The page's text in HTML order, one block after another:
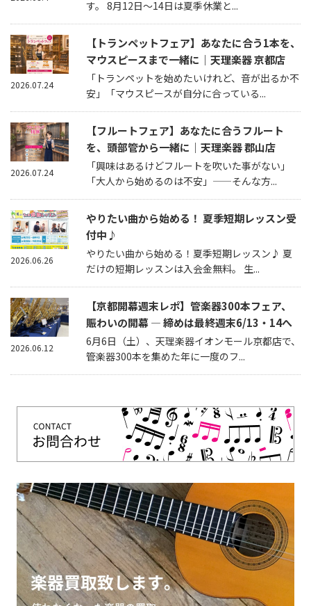
す。 8月12日～14日は夏季休業と...
【トランペットフェア】あなたに合う1本を、
マウスピースまで一緒に｜天理楽器 京都店
「トランペットを始めたいけれど、音が出るか不
安」「マウスピースが自分に合っている...
2026.07.24
【フルートフェア】あなたに合うフルート
を、頭部管から一緒に｜天理楽器 郡山店
「興味はあるけどフルートを吹いた事がない」
「大人から始めるのは不安」——そんな方...
2026.07.24
やりたい曲から始める！ 夏季短期レッスン受
付中♪
やりたい曲から始める！夏季短期レッスン♪ 夏
だけの短期レッスンは入会金無料。 生...
2026.06.26
【京都開幕週末レポ】管楽器300本フェア、
賑わいの開幕 — 締めは最終週末6/13・14へ
6月6日（土）、天理楽器イオンモール京都店で、
管楽器300本を集めた年に一度のフ...
2026.06.12